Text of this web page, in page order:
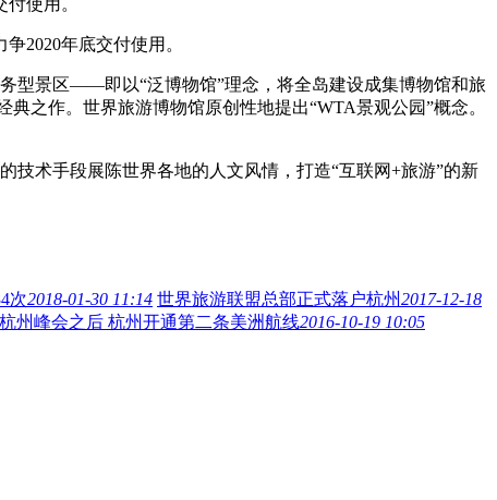
2020年底交付使用。
型景区——即以“泛博物馆”理念，将全岛建设成集博物馆和旅
之作。世界旅游博物馆原创性地提出“WTA景观公园”概念。
术手段展陈世界各地的人文风情，打造“互联网+旅游”的新
次2018-01-30 11:14 世界旅游联盟总部正式落户杭州2017-12-18
州峰会之后 杭州开通第二条美洲航线2016-10-19 10:05